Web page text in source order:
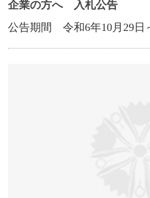
企業の方へ 入札公告
公告期間 令和6年10月29日